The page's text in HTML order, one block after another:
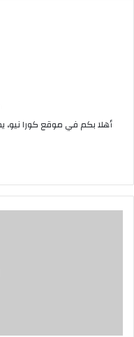
أهلا بكم في موقع كورا نيو،